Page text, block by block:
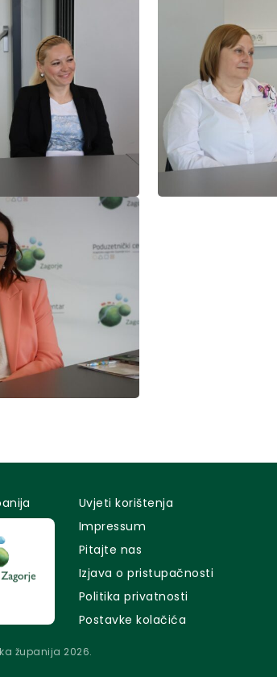
Uvjeti korištenja
Impressum
Pitajte nas
Izjava o pristupačnosti
Politika privatnosti
Postavke kolačića
županija 2026.